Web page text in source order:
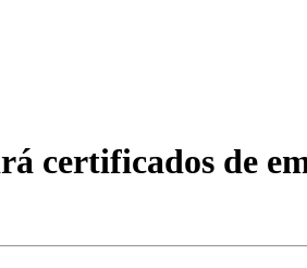
certificados de